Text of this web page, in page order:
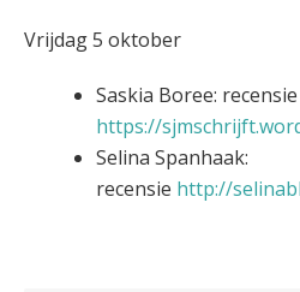
Vrijdag 5 oktober
Saskia Boree: recensie
https://
Selina Spanhaak:
recensie http://